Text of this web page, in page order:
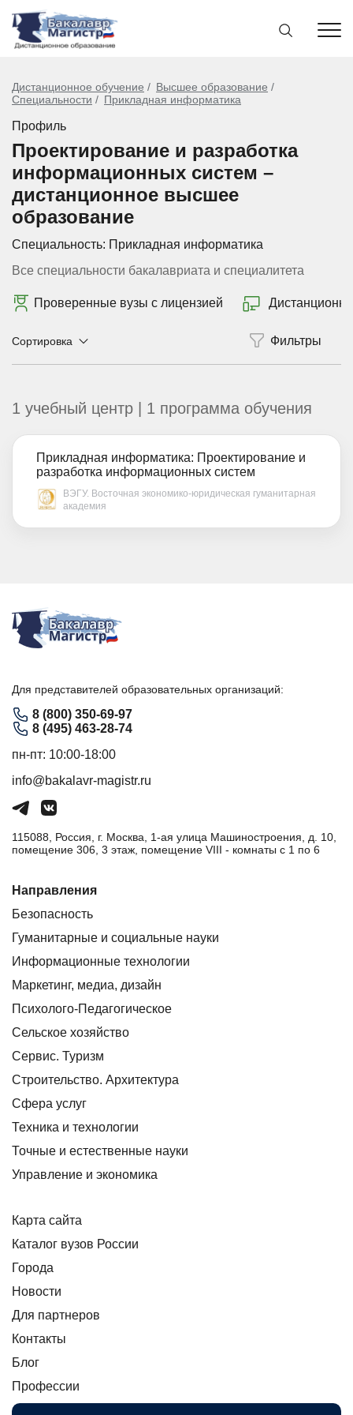
Дистанционное обучение
Высшее образование
Специальности
Прикладная информатика
Профиль
Проектирование и разработка
информационных систем –
дистанционное высшее
образование
Специальность: Прикладная информатика
Все специальности бакалавриата и специалитета
Проверенные вузы с лицензией Дистанционно
Сортировка
1 учебный центр | 1 программа обучения
Прикладная информатика: Проектирование и
разработка информационных систем
ВЭГУ. Восточная экономико-юридическая гуманитарная
академия
Для представителей образовательных организаций:
8 (800) 350-69-97
8 (495) 463-28-74
пн-пт: 10:00-18:00
info@bakalavr-magistr.ru
115088, Россия, г. Москва, 1-ая улица Машиностроения, д. 10,
помещение 306, 3 этаж, помещение VIII - комнаты с 1 по 6
Направления
Безопасность
Гуманитарные и социальные науки
Информационные технологии
Маркетинг, медиа, дизайн
Психолого-Педагогическое
Сельское хозяйство
Сервис. Туризм
Строительство. Архитектура
Сфера услуг
Техника и технологии
Точные и естественные науки
Управление и экономика
Карта сайта
Каталог вузов России
Города
Новости
Для партнеров
Контакты
Блог
Профессии